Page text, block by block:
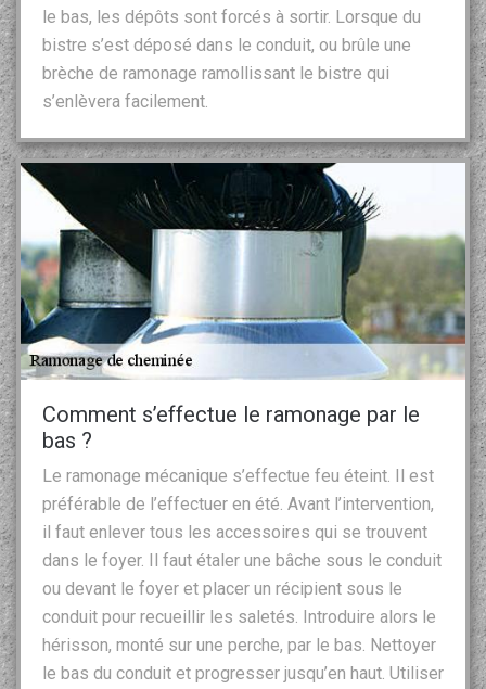
le bas, les dépôts sont forcés à sortir. Lorsque du
bistre s’est déposé dans le conduit, ou brûle une
brèche de ramonage ramollissant le bistre qui
s’enlèvera facilement.
Comment s’effectue le ramonage par le
bas ?
Le ramonage mécanique s’effectue feu éteint. Il est
préférable de l’effectuer en été. Avant l’intervention,
il faut enlever tous les accessoires qui se trouvent
dans le foyer. Il faut étaler une bâche sous le conduit
ou devant le foyer et placer un récipient sous le
conduit pour recueillir les saletés. Introduire alors le
hérisson, monté sur une perche, par le bas. Nettoyer
le bas du conduit et progresser jusqu’en haut. Utiliser